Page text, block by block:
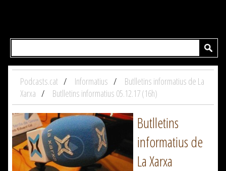
Podcasts.cat Informatius
Butlletins informatius de La
Xarxa
Butlletins informatius 05.12.17 (16h)
Butlletins
informatius de
La Xarxa